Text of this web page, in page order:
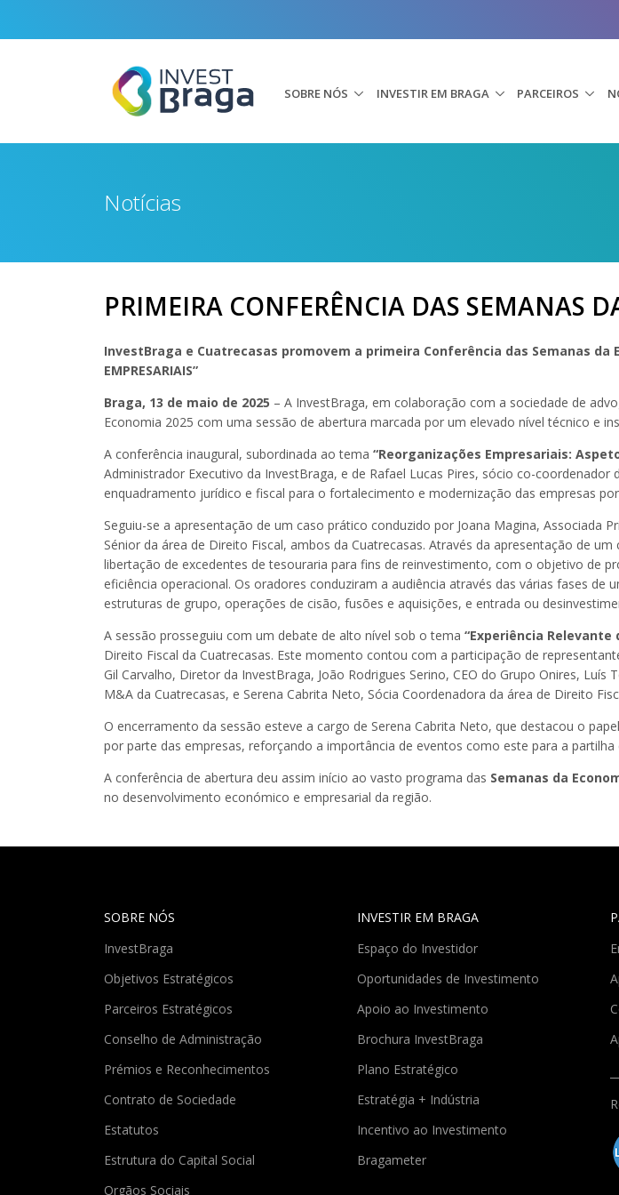
SOBRE NÓS INVESTIR EM BRAGA PARCEIROS
Notícias
PRIMEIRA CONFERÊNCIA DAS SEMANAS
InvestBraga e Cuatrecasas promovem a primeira Conferência das Semanas da
EMPRESARIAIS”
Braga, 13 de maio de 2025 – A InvestBraga, em colaboração com a sociedade de
Economia 2025 com uma sessão de abertura marcada por um elevado nível técnico e
A conferência inaugural, subordinada ao tema “Reorganizações Empresariais:
Administrador Executivo da InvestBraga, e de Rafael Lucas Pires, sócio co-
enquadramento jurídico e fiscal para o fortalecimento e modernização das empresas
Seguiu-se a apresentação de um caso prático conduzido por Joana Magina, Associada
Sénior da área de Direito Fiscal, ambos da Cuatrecasas. Através da apresentação de
libertação de excedentes de tesouraria para fins de reinvestimento, com o objetivo de
eficiência operacional. Os oradores conduziram a audiência através das várias fases
estruturas de grupo, operações de cisão, fusões e aquisições, e entrada ou
A sessão prosseguiu com um debate de alto nível sob o tema “Experiência Relevante
Direito Fiscal da Cuatrecasas. Este momento contou com a participação de
Gil Carvalho, Diretor da InvestBraga, João Rodrigues Serino, CEO do Grupo Onires,
M&A da Cuatrecasas, e Serena Cabrita Neto, Sócia Coordenadora da área de Direito
O encerramento da sessão esteve a cargo de Serena Cabrita Neto, que destacou o
por parte das empresas, reforçando a importância de eventos como este para a
A conferência de abertura deu assim início ao vasto programa das Semanas da
no desenvolvimento económico e empresarial da região.
SOBRE NÓS
InvestBraga
Objetivos Estratégicos
Parceiros Estratégicos
Conselho de Administração
Prémios e Reconhecimentos
Contrato de Sociedade
Estatutos
Estrutura do Capital Social
Orgãos Sociais
INVESTIR EM BRAGA
Espaço do Investidor
Oportunidades de Investimento
Apoio ao Investimento
Brochura InvestBraga
Plano Estratégico
Estratégia + Indústria
Incentivo ao Investimento
Bragameter